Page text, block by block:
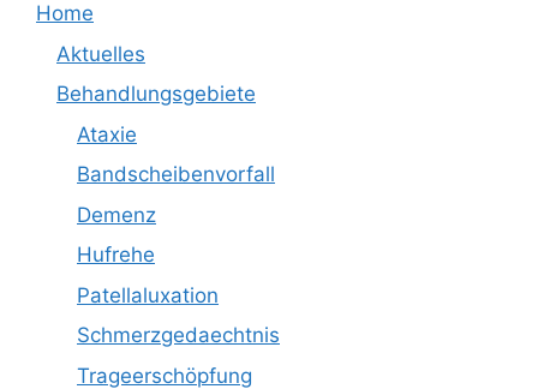
Home
Aktuelles
Behandlungsgebiete
Ataxie
Bandscheibenvorfall
Demenz
Hufrehe
Patellaluxation
Schmerzgedaechtnis
Trageerschöpfung